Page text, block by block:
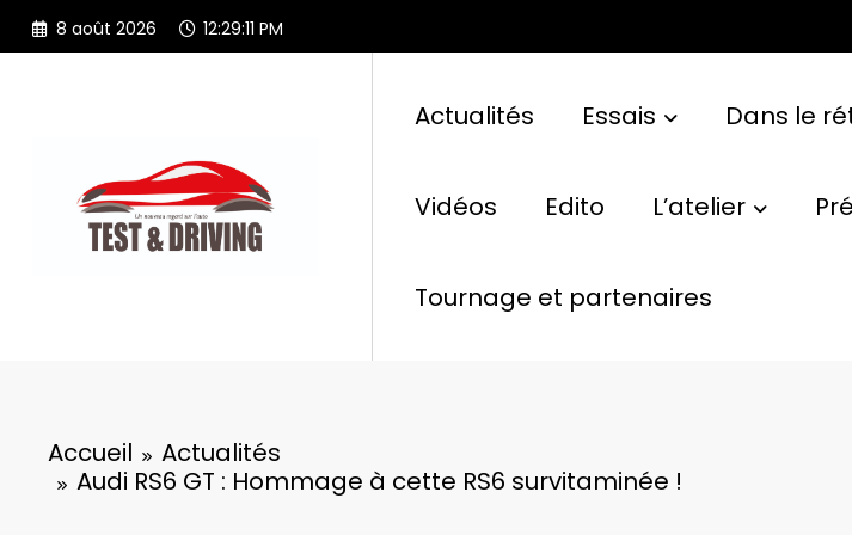
Aller
8 août 2026 12:29:13 PM
Actualités Essais Dans le
Vidéos Edito L’atelier
Tournage et partenaires
Accueil
Actualités
Audi RS6 GT : Hommage à cette RS6 survitaminée !